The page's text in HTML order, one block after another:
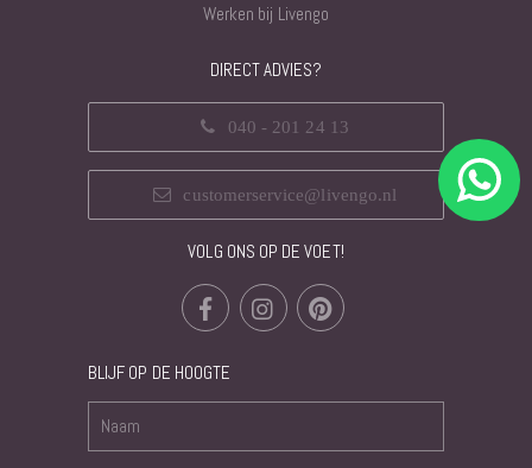
Werken bij Livengo
DIRECT ADVIES?
040 - 201 24 13
customerservice@livengo.nl
VOLG ONS OP DE VOET!
BLIJF OP DE HOOGTE